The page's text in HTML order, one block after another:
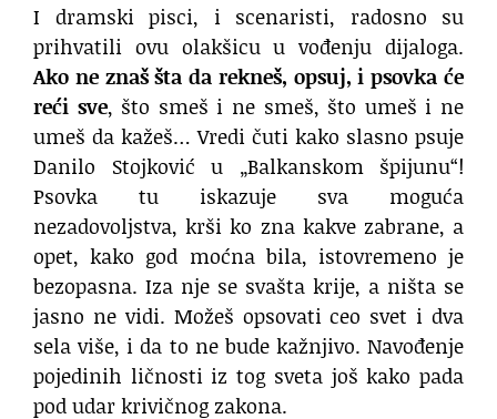
I dramski pisci, i scenaristi, radosno su
prihvatili ovu olakšicu u vođenju dijaloga.
Ako ne znaš šta da rekneš, opsuj, i psovka će
reći sve, što smeš i ne smeš, što umeš i ne
umeš da kažeš… Vredi čuti kako slasno psuje
Danilo Stojković u „Balkanskom špijunu“!
Psovka tu iskazuje sva moguća
nezadovoljstva, krši ko zna kakve zabrane, a
opet, kako god moćna bila, istovremeno je
bezopasna. Iza nje se svašta krije, a ništa se
jasno ne vidi. Možeš opsovati ceo svet i dva
sela više, i da to ne bude kažnjivo. Navođenje
pojedinih ličnosti iz tog sveta još kako pada
pod udar krivičnog zakona.